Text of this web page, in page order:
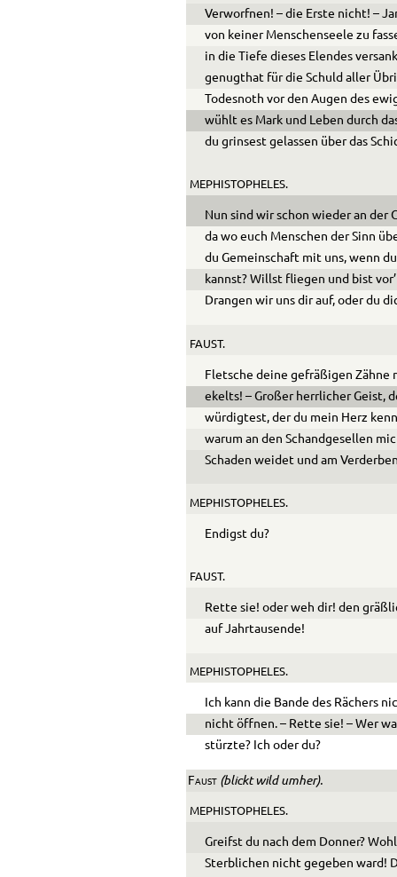
Verworfnen! – die Erste nicht! –
von keiner Menschenseele zu
in die Tiefe die­ses Elendes
genugthat für die Schuld aller
Todesnoth vor den Augen des
wühlt es Mark und Leben durch
du grinsest gelassen über das
MEPHISTOPHELES.
Nun sind wir schon wie­der an der
da wo euch Men­schen der Sinn
du Gemeinschaft mit uns, wenn
kannst? Willst fliegen und bist
Drangen wir uns dir auf, oder du
FAUST.
Fletsche deine gefräßigen Zähne
ekelts! – Großer herrlicherGeist,
würdigtest, der du mein Herz
warum an den Schandgesellen
Scha­den weidet und am
MEPHISTOPHELES.
Endigst du?
FAUST.
Rette sie! oder weh dir! den
auf Jahrtausende!
MEPHISTOPHELES.
Ich kann die Bande des Rächers
nicht öffnen. – Rette sie! – Wer
stürzte? Ich oder du?
Faust(blickt wild umher).
MEPHISTOPHELES.
Greifst du nach dem Don­ner?
Sterblichen nicht gegeben ward!